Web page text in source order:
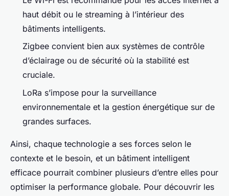
haut débit ou le streaming à l’intérieur des
bâtiments intelligents.
Zigbee convient bien aux systèmes de contrôle
d’éclairage ou de sécurité où la stabilité est
cruciale.
LoRa s’impose pour la surveillance
environnementale et la gestion énergétique sur de
grandes surfaces.
Ainsi, chaque technologie a ses forces selon le
contexte et le besoin, et un bâtiment intelligent
efficace pourrait combiner plusieurs d’entre elles pour
optimiser la performance globale. Pour découvrir les